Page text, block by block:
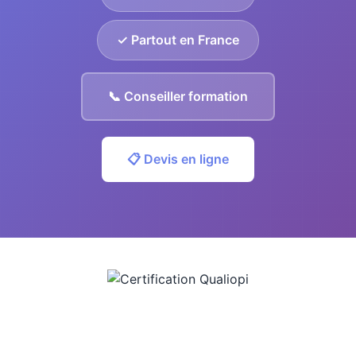
✓ Partout en France
📞 Conseiller formation
📋 Devis en ligne